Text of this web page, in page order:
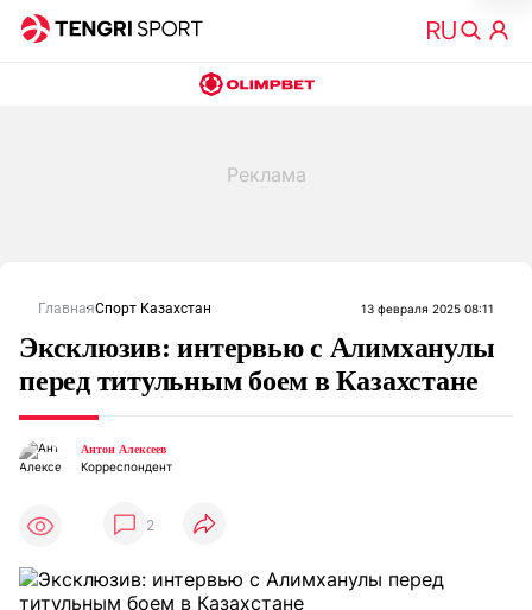
ГлавнаяСпорт Казахстан 13 февраля 2025 08:11
Эксклюзив: интервью с Алимханулы
перед титульным боем в Казахстане
Антон Алексеев
Корреспондент
2